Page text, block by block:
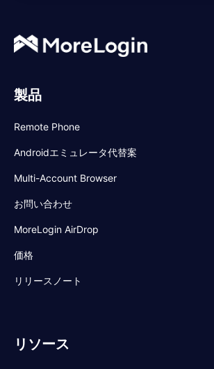
製品
Remote Phone
Androidエミュレータ代替案
Multi-Account Browser
お問い合わせ
MoreLogin AirDrop
価格
リリースノート
リソース